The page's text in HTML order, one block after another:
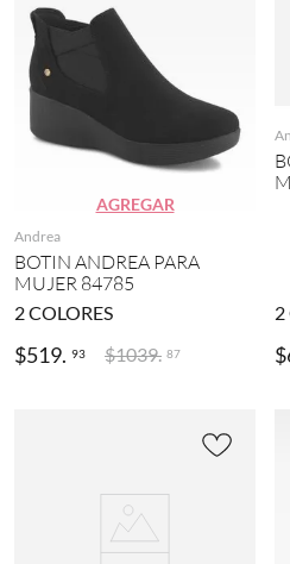
AGREGAR
Andrea
BOTIN ANDREA PARA
MUJER 84785
2COLORES
$519. 93 $1039. 87
2
$